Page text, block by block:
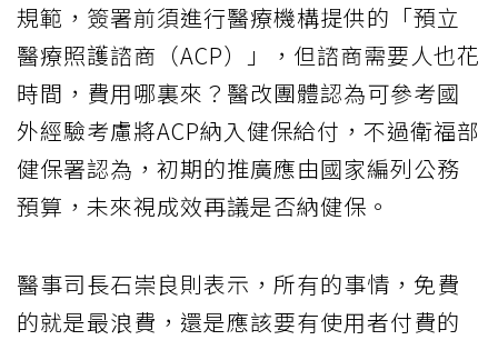
規範，簽署前須進行醫療機構提供的「預立
醫療照護諮商（ACP）」，但諮商需要人也花
時間，費用哪裏來？醫改團體認為可參考國
外經驗考慮將ACP納入健保給付，不過衛福部
健保署認為，初期的推廣應由國家編列公務
預算，未來視成效再議是否納健保。
醫事司長石崇良則表示，所有的事情，免費
的就是最浪費，還是應該要有使用者付費的